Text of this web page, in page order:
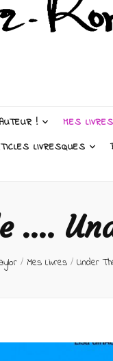
! MES LIVRES
LIVRESQUES
….
/ Mes Livres / Under